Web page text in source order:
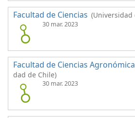
Facultad de Ciencias (Universidad
30 mar. 2023
Facultad de Ciencias
dad de Chile)
30 mar. 2023